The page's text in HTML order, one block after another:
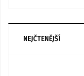
NEJČTENĚJŠÍ